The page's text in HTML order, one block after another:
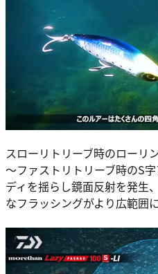
スローリトリーブ時のローリ
～ファストリトリーブ時のS
ディを揺らし鏡面反射を発生
なフラッシングがより広範囲